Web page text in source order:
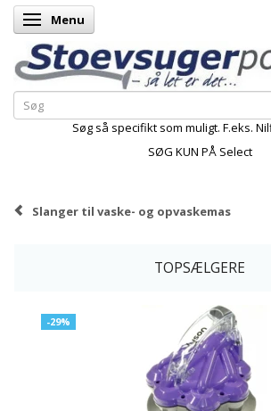
Skifte navigation
Menu
Søg så specifikt som muligt. F.eks.
SØG KUN PÅ Select
Slanger til vaske- og opvaskemas
TOPSÆLGERE
-29%